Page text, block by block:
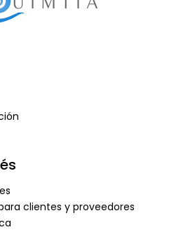
clientes y proveedores